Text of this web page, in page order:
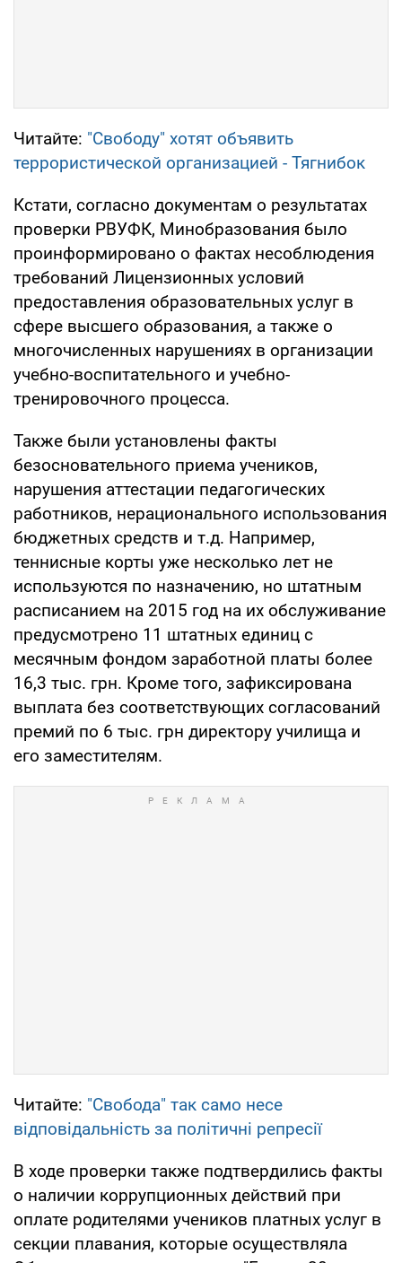
Читайте: "Свободу" хотят объявить
террористической организацией - Тягнибок
Кстати, согласно документам о результатах
проверки РВУФК, Минобразования было
проинформировано о фактах несоблюдения
требований Лицензионных условий
предоставления образовательных услуг в
сфере высшего образования, а также о
многочисленных нарушениях в организации
учебно-воспитательного и учебно-
тренировочного процесса.
Также были установлены факты
безосновательного приема учеников,
нарушения аттестации педагогических
работников, нерационального использования
бюджетных средств и т.д. Например,
теннисные корты уже несколько лет не
используются по назначению, но штатным
расписанием на 2015 год на их обслуживание
предусмотрено 11 штатных единиц с
месячным фондом заработной платы более
16,3 тыс. грн. Кроме того, зафиксирована
выплата без соответствующих согласований
премий по 6 тыс. грн директору училища и
его заместителям.
Читайте: "Свобода" так само несе
відповідальність за політичні репресії
В ходе проверки также подтвердились факты
о наличии коррупционных действий при
оплате родителями учеников платных услуг в
секции плавания, которые осуществляла